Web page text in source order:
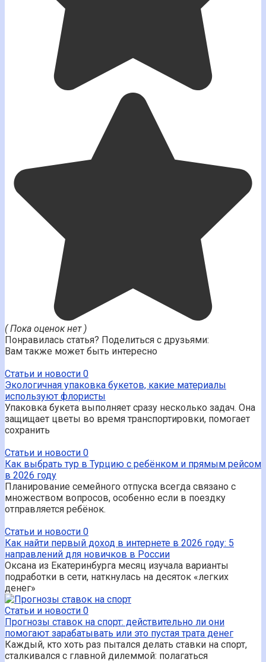
( Пока оценок нет )
Понравилась статья? Поделиться с друзьями:
Вам также может быть интересно
Статьи и новости 0
Экологичная упаковка букетов, какие материалы
используют флористы
Упаковка букета выполняет сразу несколько задач. Она
защищает цветы во время транспортировки, помогает
сохранить
Статьи и новости 0
Как выбрать тур в Турцию с ребёнком и прямым рейсом
в 2026 году
Планирование семейного отпуска всегда связано с
множеством вопросов, особенно если в поездку
отправляется ребёнок.
Статьи и новости 0
Как найти первый доход в интернете в 2026 году: 5
направлений для новичков в России
Оксана из Екатеринбурга месяц изучала варианты
подработки в сети, наткнулась на десяток «легких
денег»
Статьи и новости 0
Прогнозы ставок на спорт: действительно ли они
помогают зарабатывать или это пустая трата денег
Каждый, кто хоть раз пытался делать ставки на спорт,
сталкивался с главной дилеммой: полагаться